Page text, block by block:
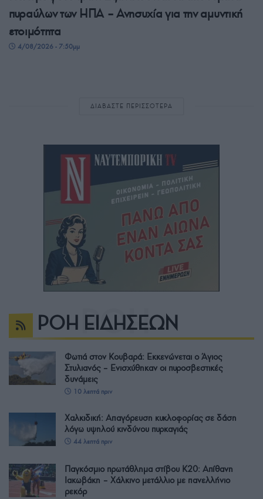
πυραύλων των ΗΠΑ – Ανησυχία για την αμυντική
ετοιμότητα
4/08/2026 - 7:50μμ
ΔΙΑΒΑΣΤΕ ΠΕΡΙΣΣΟΤΕΡΑ
ΡΟΗ ΕΙΔΗΣΕΩΝ
Φωτιά στον Κουβαρά: Εκκενώνεται ο Άγιος
Στυλιανός – Ενισχύθηκαν οι πυροσβεστικές
δυνάμεις
10 λεπτά πριν
Χαλκιδική: Απαγόρευση κυκλοφορίας σε δάση
λόγω υψηλού κινδύνου πυρκαγιάς
44 λεπτά πριν
Παγκόσμιο πρωτάθλημα στίβου Κ20: Απίθανη
Ιακωβάκη – Χάλκινο μετάλλιο με πανελλήνιο
ρεκόρ